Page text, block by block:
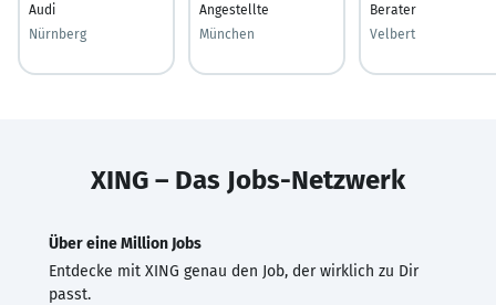
Audi
Nürnberg
Angestellte
München
Berater
Velbert
XING – Das Jobs-Netzwerk
Über eine Million Jobs
Entdecke mit XING genau den Job, der wirklich zu Dir
passt.